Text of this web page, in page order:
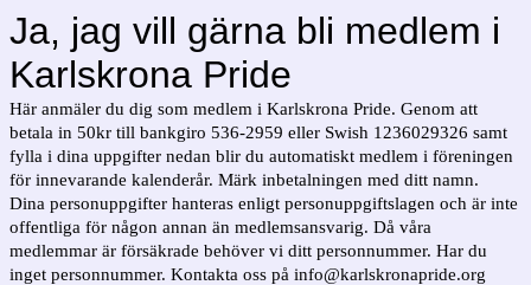
Ja, jag vill gärna bli medlem i
Karlskrona Pride
Här anmäler du dig som medlem i Karlskrona Pride. Genom att
betala in 50kr till bankgiro 536-2959 eller Swish 1236029326 samt
fylla i dina uppgifter nedan blir du automatiskt medlem i föreningen
för innevarande kalenderår. Märk inbetalningen med ditt namn.
Dina personuppgifter hanteras enligt personuppgiftslagen och är inte
offentliga för någon annan än medlemsansvarig. Då våra
medlemmar är försäkrade behöver vi ditt personnummer. Har du
inget personnummer. Kontakta oss på info@karlskronapride.org